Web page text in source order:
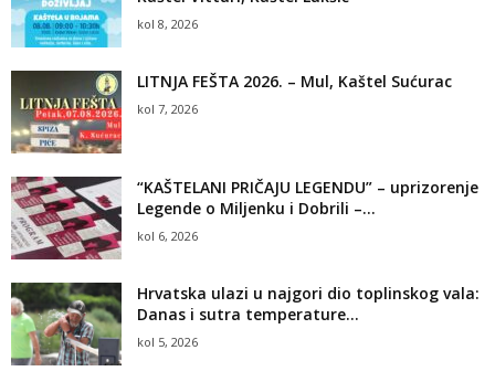
kol 8, 2026
LITNJA FEŠTA 2026. – Mul, Kaštel Sućurac
kol 7, 2026
“KAŠTELANI PRIČAJU LEGENDU” – uprizorenje
Legende o Miljenku i Dobrili –...
kol 6, 2026
Hrvatska ulazi u najgori dio toplinskog vala:
Danas i sutra temperature...
kol 5, 2026